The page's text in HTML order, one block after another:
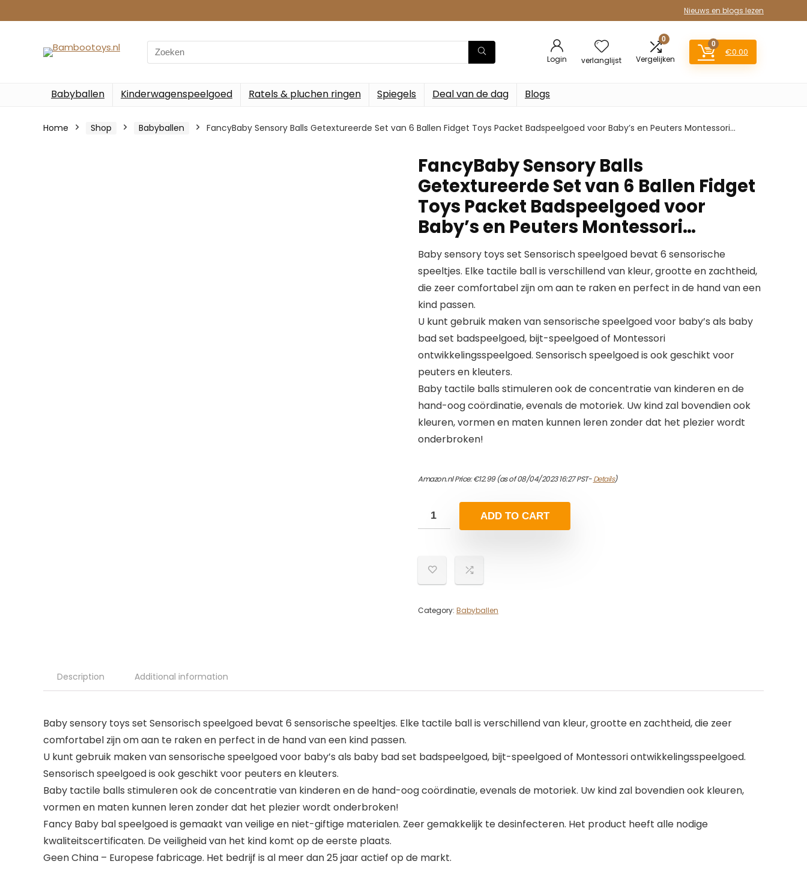
Nieuws en blogs lezen
Search
for:
Login verlanglijst
0
Vergelijken
0
€0.00
Babyballen Kinderwagenspeelgoed Ratels & pluchen ringen Spiegels Deal van de dag Blogs
Home Shop Babyballen FancyBaby Sensory Balls Getextureerde Set van 6 Ballen Fidget Toys Packet Badspeelgoed voor Baby’s en Peuters Montessori…
FancyBaby Sensory Balls
Getextureerde Set van 6 Ballen Fidget
Toys Packet Badspeelgoed voor
Baby’s en Peuters Montessori…
Baby sensory toys set Sensorisch speelgoed bevat 6 sensorische
speeltjes. Elke tactile ball is verschillend van kleur, grootte en zachtheid,
die zeer comfortabel zijn om aan te raken en perfect in de hand van een
kind passen.
U kunt gebruik maken van sensorische speelgoed voor baby’s als baby
bad set badspeelgoed, bijt-speelgoed of Montessori
ontwikkelingsspeelgoed. Sensorisch speelgoed is ook geschikt voor
peuters en kleuters.
Baby tactile balls stimuleren ook de concentratie van kinderen en de
hand-oog coördinatie, evenals de motoriek. Uw kind zal bovendien ook
kleuren, vormen en maten kunnen leren zonder dat het plezier wordt
onderbroken!
Amazon.nl Price:€12.99(as of 08/04/2023 16:27 PST-Details)
ADD TO CART
Category: Babyballen
Description Additional information
Baby sensory toys set Sensorisch speelgoed bevat 6 sensorische speeltjes. Elke tactile ball is verschillend van kleur, grootte en zachtheid, die zeer
comfortabel zijn om aan te raken en perfect in de hand van een kind passen.
U kunt gebruik maken van sensorische speelgoed voor baby’s als baby bad set badspeelgoed, bijt-speelgoed of Montessori ontwikkelingsspeelgoed.
Sensorisch speelgoed is ook geschikt voor peuters en kleuters.
Baby tactile balls stimuleren ook de concentratie van kinderen en de hand-oog coördinatie, evenals de motoriek. Uw kind zal bovendien ook kleuren,
vormen en maten kunnen leren zonder dat het plezier wordt onderbroken!
Fancy Baby bal speelgoed is gemaakt van veilige en niet-giftige materialen. Zeer gemakkelijk te desinfecteren. Het product heeft alle nodige
kwaliteitscertificaten. De veiligheid van het kind komt op de eerste plaats.
Geen China – Europese fabricage. Het bedrijf is al meer dan 25 jaar actief op de markt.